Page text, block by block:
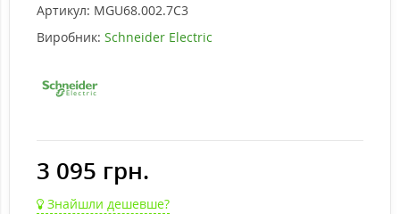
Артикул: MGU68.002.7C3
Виробник: Schneider Electric
3 095 грн.
Знайшли дешевше?